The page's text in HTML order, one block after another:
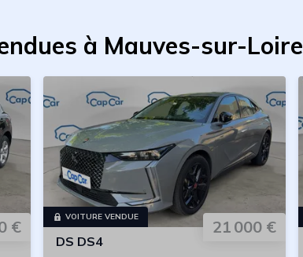
à Mauves-sur-Loire
€
VOITURE VENDUE
21 000 €
DS DS4